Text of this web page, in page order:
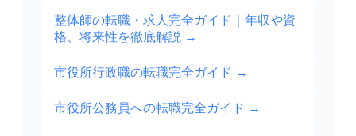
整体師の転職・求人完全ガイド｜年収や資
格、将来性を徹底解説 →
市役所行政職の転職完全ガイド →
市役所公務員への転職完全ガイド →